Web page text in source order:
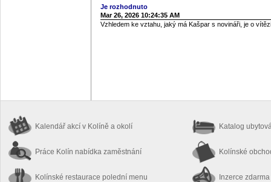
Je rozhodnuto
Mar 26, 2026 10:24:35 AM
Vzhledem ke vztahu, jaký má Kašpar s novináři, je o
Kalendář akcí v Kolíně a okolí
Práce Kolín nabídka zaměstnání
Kolínské restaurace polední menu
Katalog
Kolínské
Inzerce zdarma